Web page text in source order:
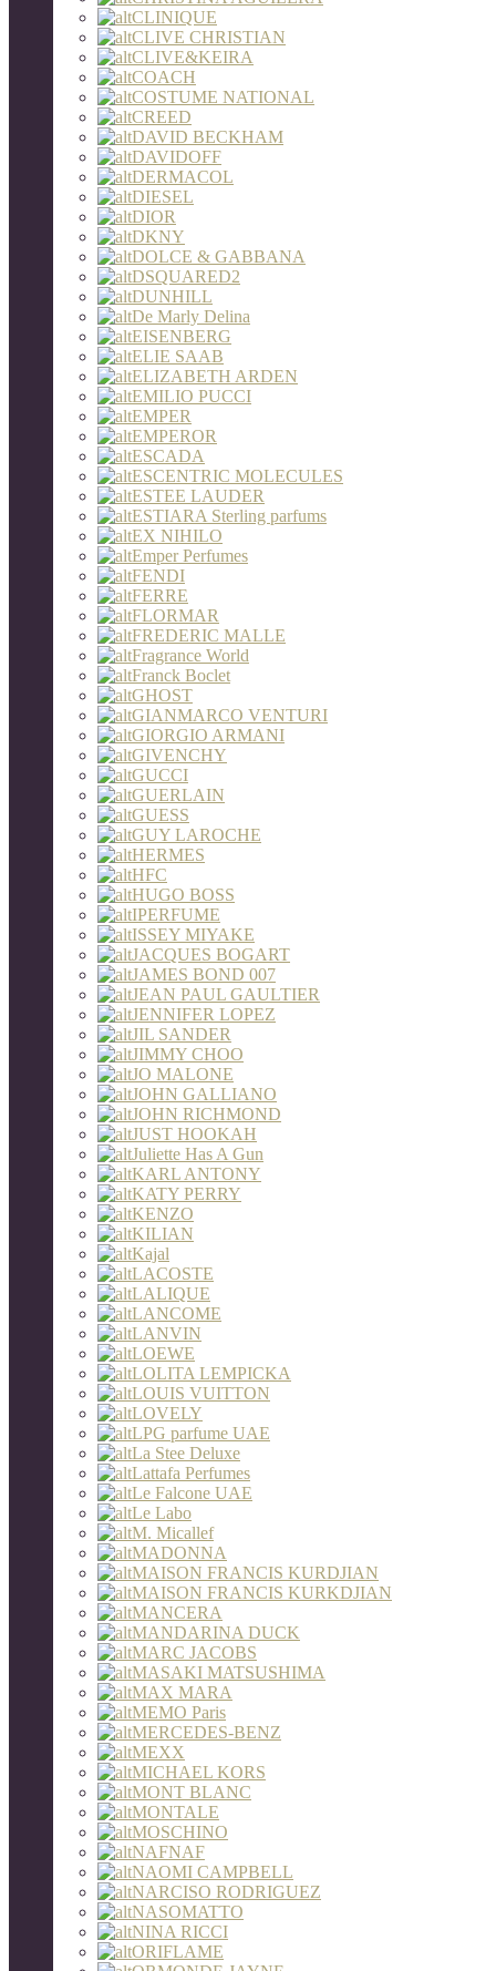
CLINIQUE
CLIVE CHRISTIAN
CLIVE&KEIRA
COACH
COSTUME NATIONAL
CREED
DAVID BECKHAM
DAVIDOFF
DERMACOL
DIESEL
DIOR
DKNY
DOLCE & GABBANA
DSQUARED2
DUNHILL
De Marly Delina
EISENBERG
ELIE SAAB
ELIZABETH ARDEN
EMILIO PUCCI
EMPER
EMPEROR
ESCADA
ESCENTRIC MOLECULES
ESTEE LAUDER
ESTIARA Sterling parfums
EX NIHILO
Emper Perfumes
FENDI
FERRE
FLORMAR
FREDERIC MALLE
Fragrance World
Franck Boclet
GHOST
GIANMARCO VENTURI
GIORGIO ARMANI
GIVENCHY
GUCCI
GUERLAIN
GUESS
GUY LAROCHE
HERMES
HFC
HUGO BOSS
IPERFUME
ISSEY MIYAKE
JACQUES BOGART
JAMES BOND 007
JEAN PAUL GAULTIER
JENNIFER LOPEZ
JIL SANDER
JIMMY CHOO
JO MALONE
JOHN GALLIANO
JOHN RICHMOND
JUST HOOKAH
Juliette Has A Gun
KARL ANTONY
KATY PERRY
KENZO
KILIAN
Kajal
LACOSTE
LALIQUE
LANCOME
LANVIN
LOEWE
LOLITA LEMPICKA
LOUIS VUITTON
LOVELY
LPG parfume UAE
La Stee Deluxe
Lattafa Perfumes
Le Falcone UAE
Le Labo
M. Micallef
MADONNA
MAISON FRANCIS KURDJIAN
MAISON FRANCIS KURKDJIAN
MANCERA
MANDARINA DUCK
MARC JACOBS
MASAKI MATSUSHIMA
MAX MARA
MEMO Paris
MERCEDES-BENZ
MEXX
MICHAEL KORS
MONT BLANC
MONTALE
MOSCHINO
NAFNAF
NAOMI CAMPBELL
NARCISO RODRIGUEZ
NASOMATTO
NINA RICCI
ORIFLAME